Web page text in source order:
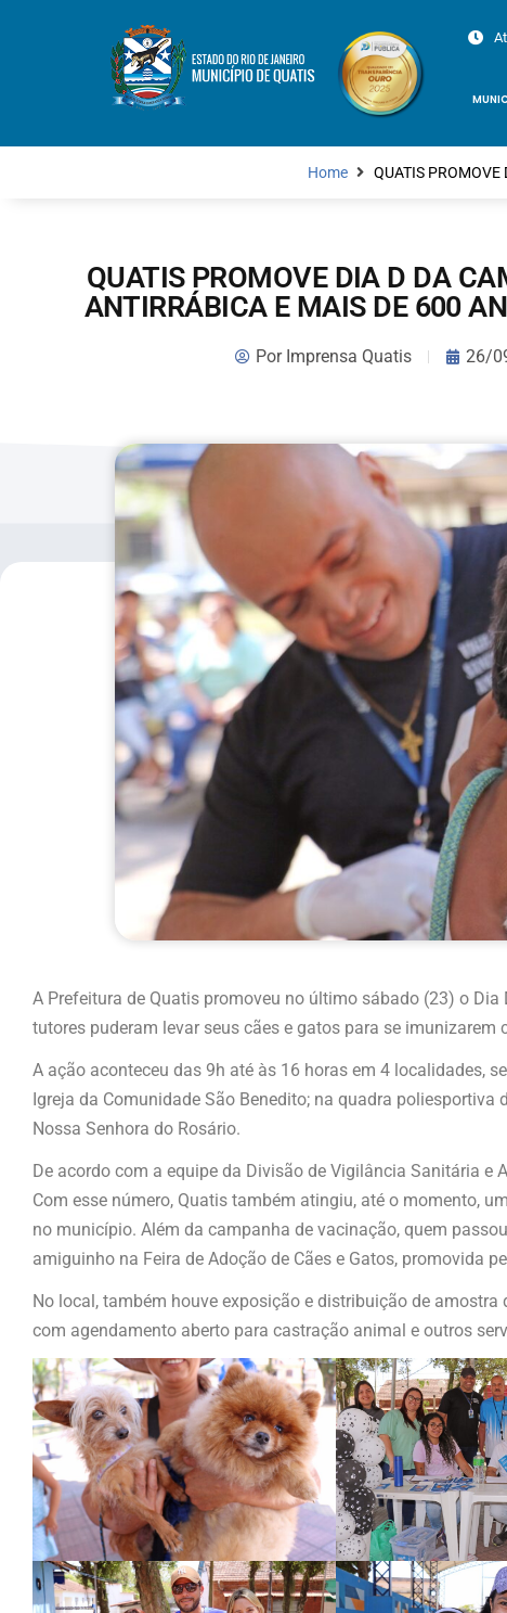
Home QUATIS
QUATIS PROMOVE DIA D DA
ANTIRRÁBICA E MAIS DE 600
PorImprensa Quatis 26/
A Prefeitura de Quatis promoveu no último sábado (23) o
tutores puderam levar seus cães e gatos para se imunizarem
A ação aconteceu das 9h até às 16 horas em 4 localidades,
Igreja da Comunidade São Benedito; na quadra
Nossa Senhora do Rosário.
De acordo com a equipe da Divisão de Vigilância Sanitária
Com esse número, Quatis também atingiu, até o momento,
no município. Além da campanha de vacinação, quem
amiguinho na Feira de Adoção de Cães e Gatos, promovida
No local, também houve exposição e distribuição de amostra
com agendamento aberto para castração animal e outros